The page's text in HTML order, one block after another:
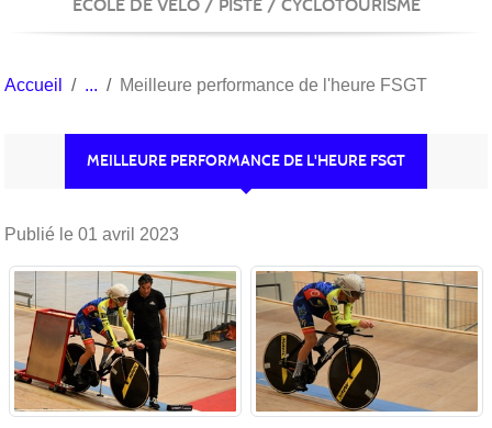
ÉCOLE DE VÉLO / PISTE / CYCLOTOURISME
Accueil Meilleure performance de l'heure FSGT
MEILLEURE PERFORMANCE DE L'HEURE FSGT
Publié le 01 avril 2023